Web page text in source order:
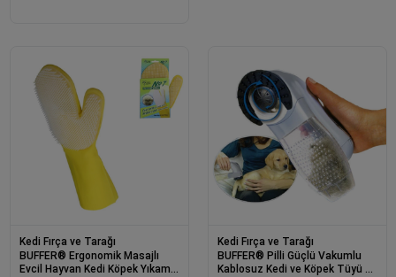
Kedi Fırça ve Tarağı
BUFFER® Ergonomik Masajlı
Evcil Hayvan Kedi Köpek Yıkama
Kedi Fırça ve Tarağı
BUFFER® Pilli Güçlü Vakumlu
Kablosuz Kedi ve Köpek Tüyü ve